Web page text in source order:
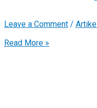
Leave a Comment /
Read More »